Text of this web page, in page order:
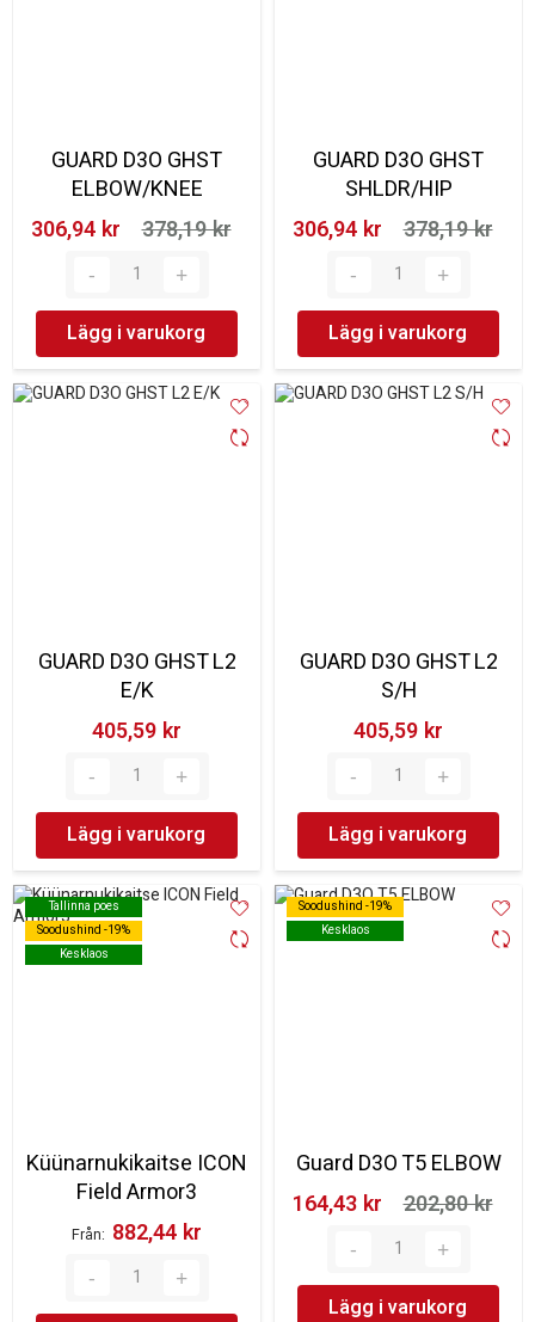
GUARD D3O GHST
ELBOW/KNEE
306,94 kr‎
378,19 kr‎
Lägg i varukorg
GUARD D3O GHST
SHLDR/HIP
306,94 kr‎
378,19 kr‎
Lägg i varukorg
GUARD D3O GHST L2
E/K
405,59 kr‎
Lägg i varukorg
GUARD D3O GHST L2
S/H
405,59 kr‎
Lägg i varukorg
Tallinna poes
Soodushind -19%
Kesklaos
Tallinna poes
Soodushind -19%
Kesklaos
Küünarnukikaitse ICON
Field Armor3
Från 882,44 kr‎
Soodushind -19%
Kesklaos
Soodushind -19%
Kesklaos
Guard D3O T5 ELBOW
164,43 kr‎
202,80 kr‎
Lägg i varukorg